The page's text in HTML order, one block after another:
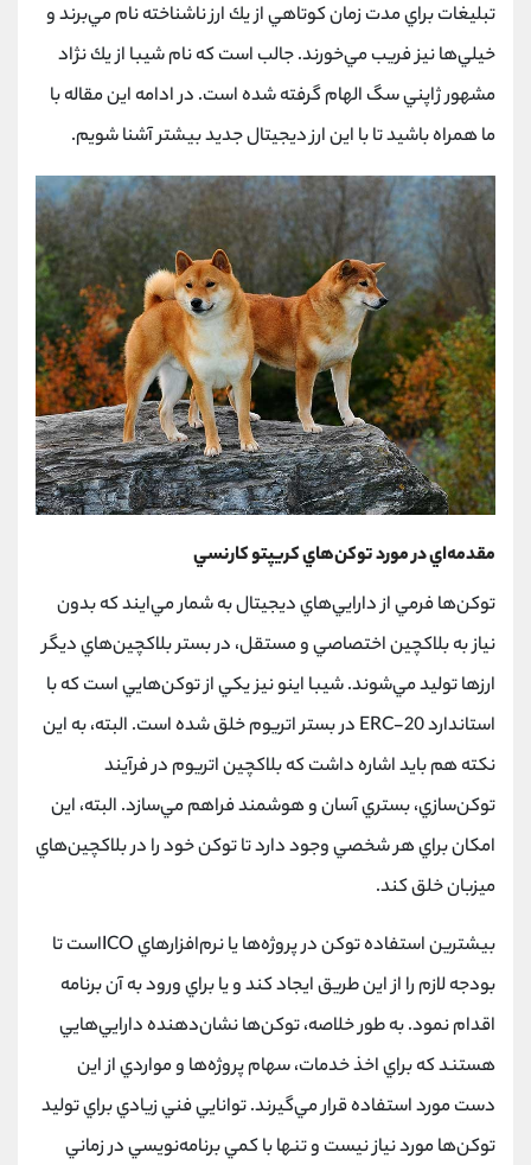
تبليغات براي مدت زمان كوتاهي از يك ارز ناشناخته نام مي‌برند و
خيلي‌ها نيز فريب مي‌خورند. جالب است كه نام شيبا از يك نژاد
مشهور ژاپني سگ الهام گرفته شده است. در ادامه اين مقاله با
ما همراه باشيد تا با اين ارز ديجيتال جديد بيشتر آشنا شويم.
مقدمه‌اي در مورد توكن‌هاي كريپتو كارنسي
توكن‌ها فرمي از دارايي‌هاي ديجيتال به شمار مي‌ايند كه بدون
نياز به بلاكچين اختصاصي و مستقل، در بستر بلاكچين‌هاي ديگر
ارزها توليد مي‌شوند. شيبا اينو نيز يكي از توكن‌هايي است كه با
استاندارد ERC-20 در بستر اتريوم خلق شده است. البته، به اين
نكته هم بايد اشاره داشت كه بلاكچين اتريوم در فرآيند
توكن‌سازي، بستري آسان و هوشمند فراهم مي‌سازد. البته، اين
امكان براي هر شخصي وجود دارد تا توكن خود را در بلاكچين‌هاي
ميزبان خلق كند.
بيشترين استفاده توكن در پروژه‌ها يا نرم‌افزارهاي ICOاست تا
بودجه لازم را از اين طريق ايجاد كند و يا براي ورود به آن برنامه
اقدام نمود. به طور خلاصه، توكن‌ها نشان‌دهنده دارايي‌هايي
هستند كه براي اخذ خدمات، سهام پروژه‌ها و مواردي از اين
دست مورد استفاده قرار مي‌گيرند. توانايي فني زيادي براي توليد
توكن‌ها مورد نياز نيست و تنها با كمي برنامه‌نويسي در زماني